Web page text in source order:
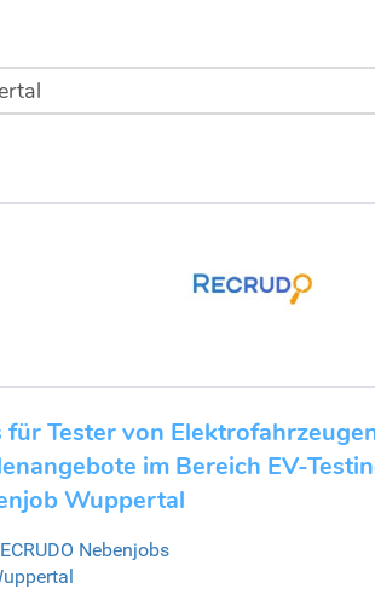
für Tester von
im Bereich EV-
Wuppertal
Nebenjobs